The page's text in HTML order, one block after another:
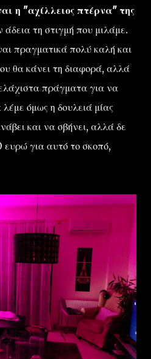
η "αχίλλειος πτέρνα" της
άδεια τη στιγμή που μιλάμε.
πραγματικά πολύ καλή και
θα κάνει τη διαφορά, αλλά
πράγματα για να
όμως η δουλειά μίας
και να σβήνει, αλλά δε
ευρώ για αυτό το σκοπό,